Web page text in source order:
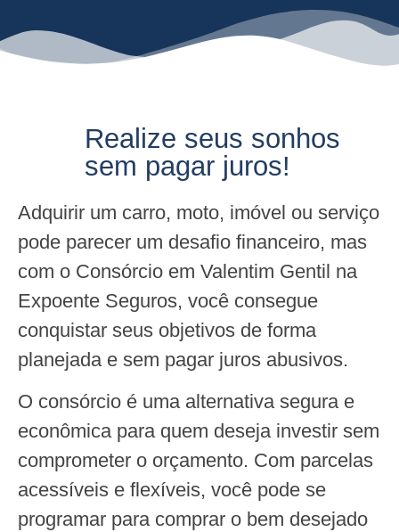
Realize seus sonhos
sem pagar juros!
Adquirir um carro, moto, imóvel ou serviço
pode parecer um desafio financeiro, mas
com o Consórcio em Valentim Gentil na
Expoente Seguros, você consegue
conquistar seus objetivos de forma
planejada e sem pagar juros abusivos.
O consórcio é uma alternativa segura e
econômica para quem deseja investir sem
comprometer o orçamento. Com parcelas
acessíveis e flexíveis, você pode se
programar para comprar o bem desejado